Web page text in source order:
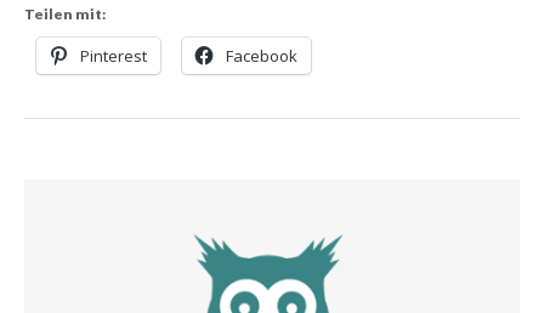
Teilen mit:
Pinterest Facebook